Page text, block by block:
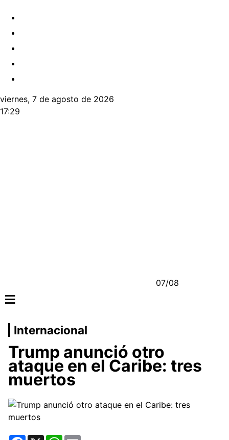
viernes, 7 de agosto de 2026
17:29
07/08
≡
Internacional
Trump anunció otro
ataque en el Caribe: tres
muertos